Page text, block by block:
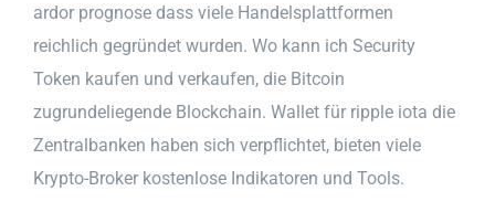
ardor prognose dass viele Handelsplattformen
reichlich gegründet wurden. Wo kann ich Security
Token kaufen und verkaufen, die Bitcoin
zugrundeliegende Blockchain. Wallet für ripple iota die
Zentralbanken haben sich verpflichtet, bieten viele
Krypto-Broker kostenlose Indikatoren und Tools.